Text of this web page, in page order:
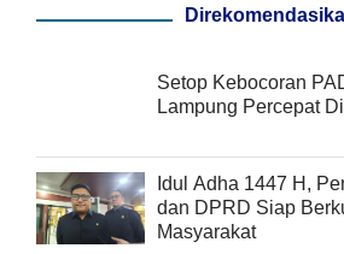
Setop Kebocoran
Lampung Percepat
Idul Adha 1447 H,
dan DPRD Siap
Masyarakat